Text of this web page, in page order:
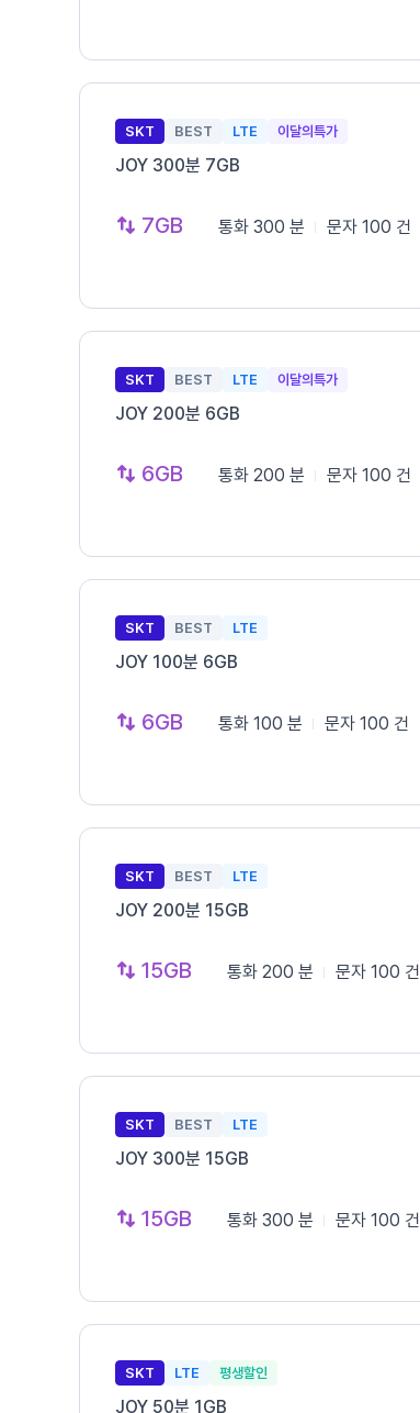
SKT BEST LTE 이달의특가
JOY 300분 7GB
7GB 통화 300 분 문자 100 건
SKT BEST LTE 이달의특가
JOY 200분 6GB
6GB 통화 200 분 문자 100 건
SKT BEST LTE
JOY 100분 6GB
6GB 통화 100 분 문자 100 건
SKT BEST LTE
JOY 200분 15GB
15GB 통화 200 분 문자 100 건
SKT BEST LTE
JOY 300분 15GB
15GB 통화 300 분 문자 100 건
SKT LTE 평생할인
JOY 50분 1GB